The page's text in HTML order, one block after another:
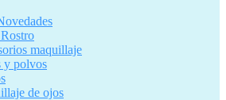
maquillaje
y polvos
de ojos